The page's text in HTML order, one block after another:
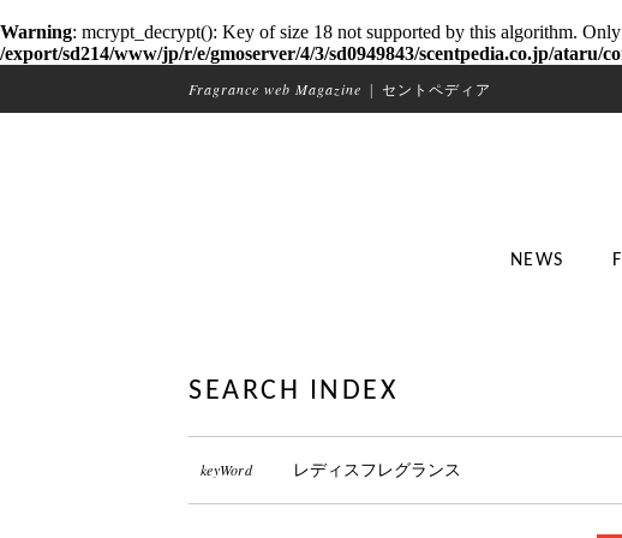
Warning: mcrypt_decrypt(): Key of size 18 not supported by this algorithm.
/export/sd214/www/jp/r/e/gmoserver/4/3/sd0949843/scentpedia.co.jp/ataru/
Fragrance web Magazine セントペディア
NEWS
SEARCH INDEX
keyWord レディスフレグランス